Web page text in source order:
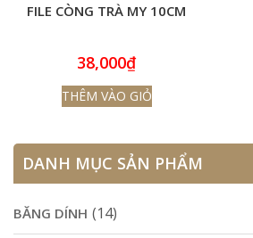
FILE CÒNG TRÀ MY 10CM
38,000₫
THÊM VÀO GIỎ
DANH MỤC SẢN PHẨM
BĂNG DÍNH (14)